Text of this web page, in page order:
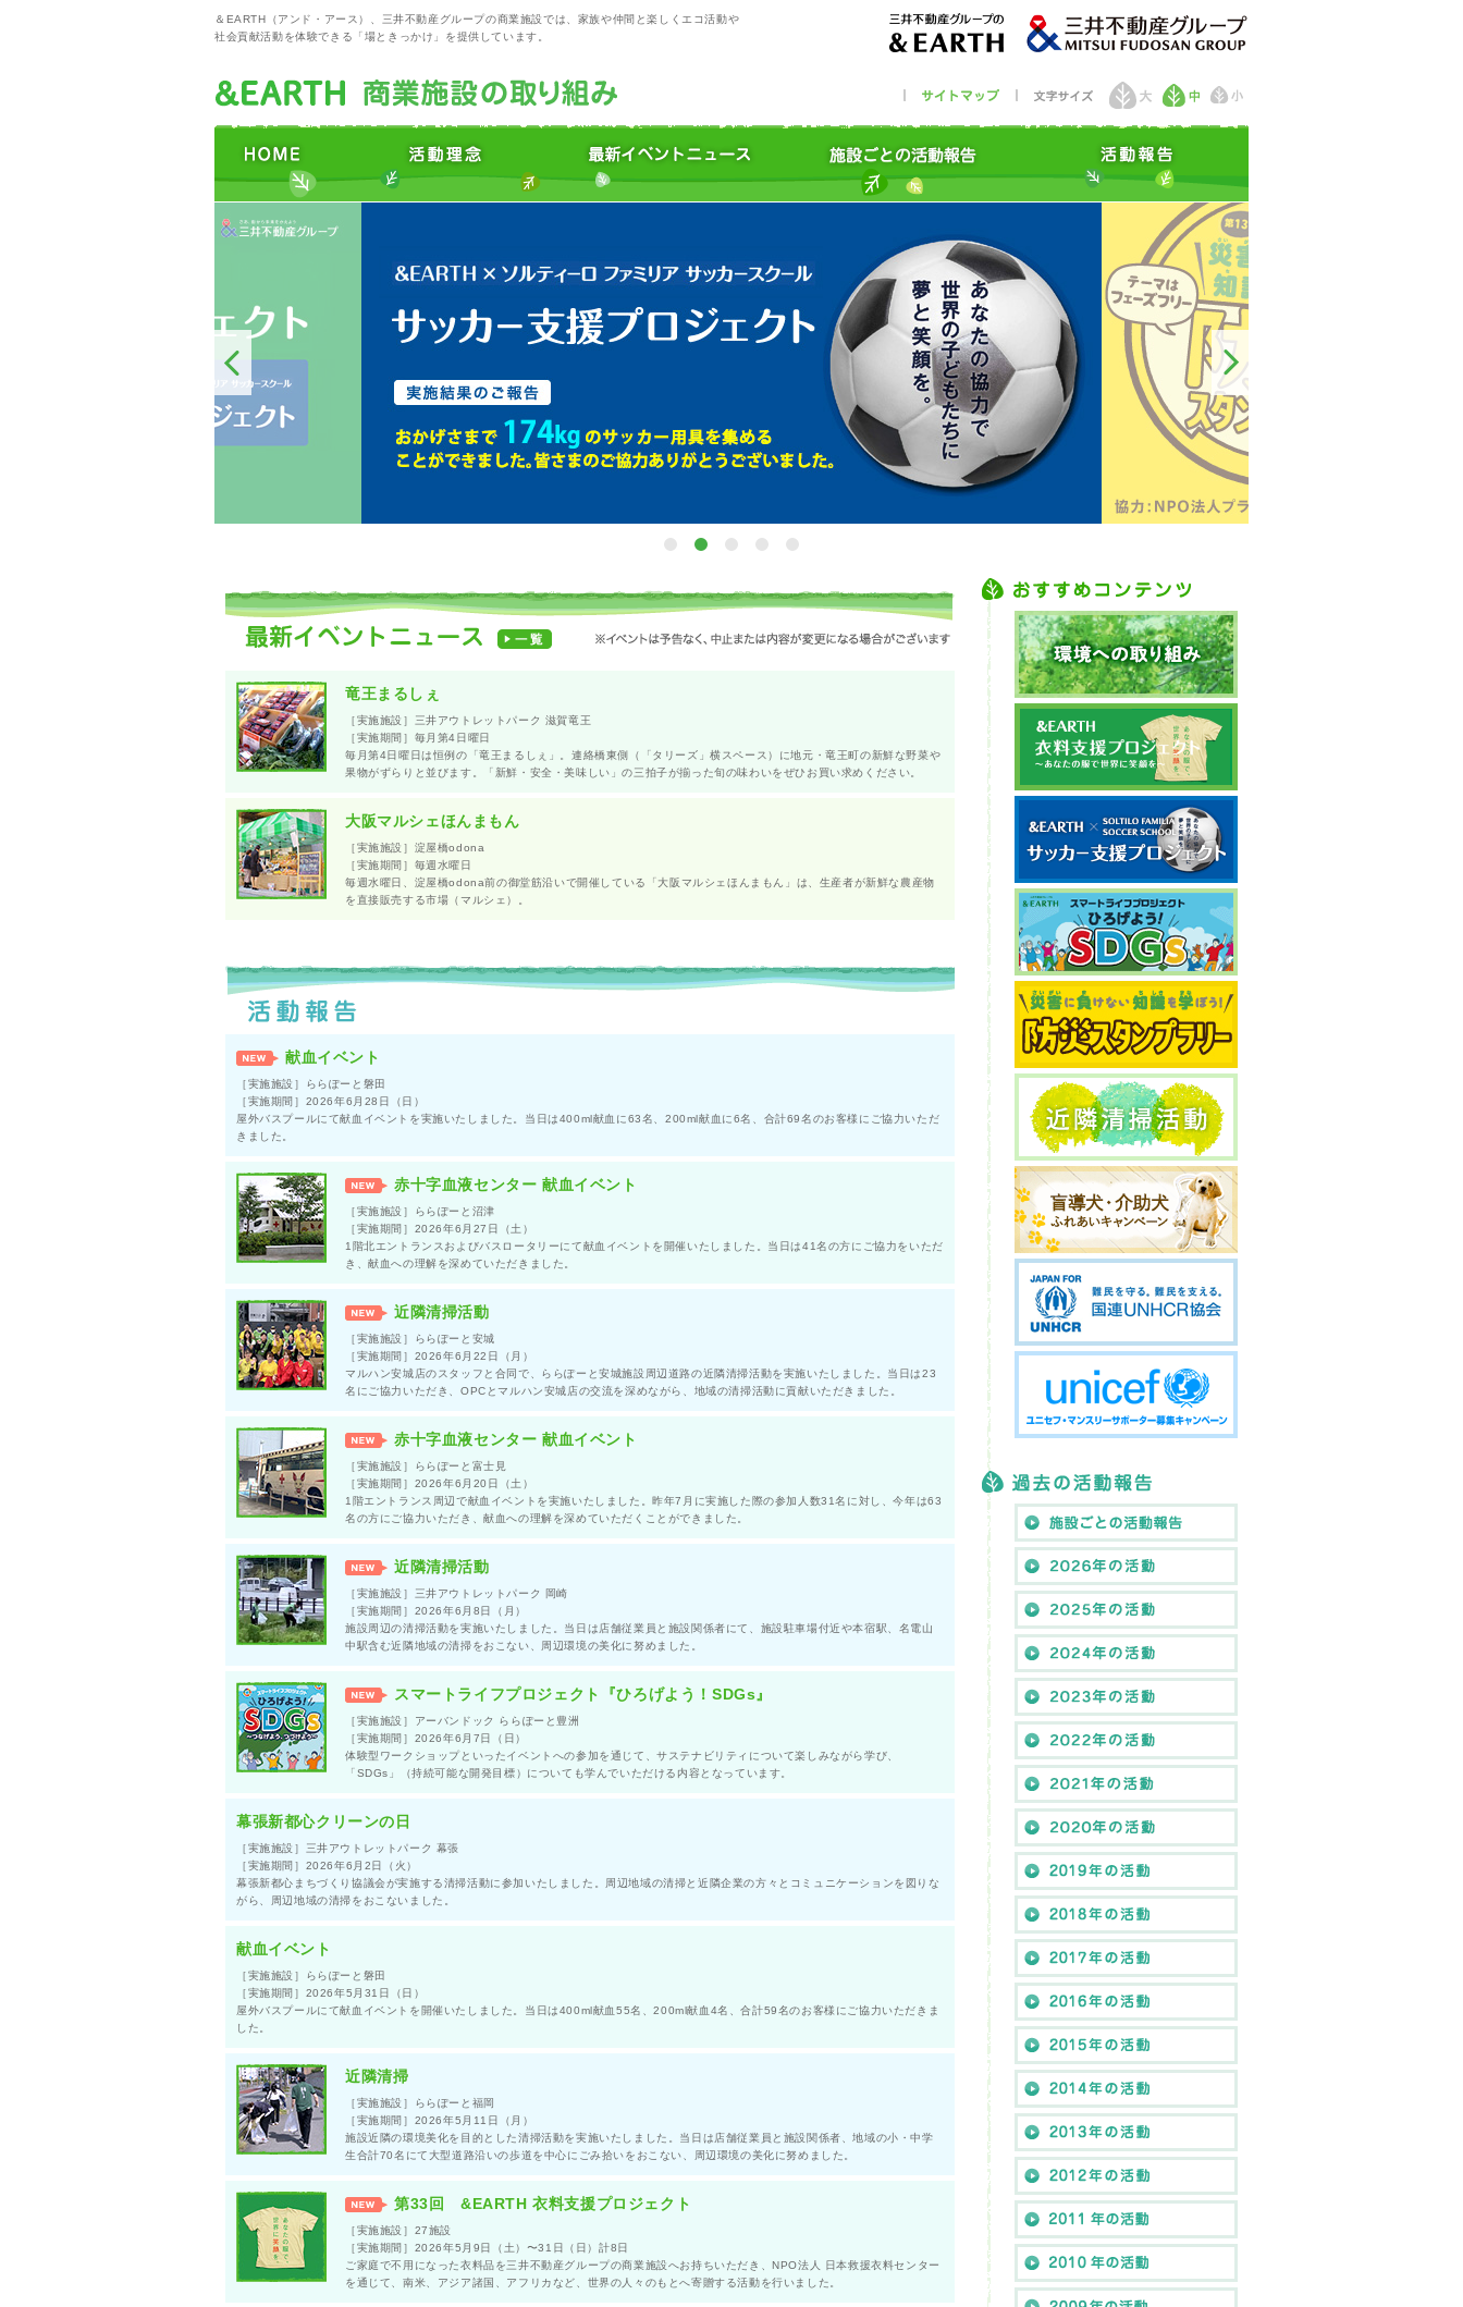
＆EARTH（アンド・アース）、三井不動産グループの商業施設では、家族や仲間と楽しくエコ活動や
社会貢献活動を体験できる「場ときっかけ」を提供しています。
竜王まるしぇ
［実施施設］三井アウトレットパーク 滋賀竜王
［実施期間］毎月第4日曜日
毎月第4日曜日は恒例の「竜王まるしぇ」。連絡橋東側（「タリーズ」横スペース）に地元・竜王町の新鮮な野菜や
果物がずらりと並びます。「新鮮・安全・美味しい」の三拍子が揃った旬の味わいをぜひお買い求めください。
大阪マルシェほんまもん
［実施施設］淀屋橋odona
［実施期間］毎週水曜日
毎週水曜日、淀屋橋odona前の御堂筋沿いで開催している「大阪マルシェほんまもん」は、生産者が新鮮な農産物
を直接販売する市場（マルシェ）。
献血イベント
［実施施設］ららぽーと磐田
［実施期間］2026年6月28日（日）
屋外バスプールにて献血イベントを実施いたしました。当日は400ml献血に63名、200ml献血に6名、合計69名のお客様にご協力いただ
きました。
赤十字血液センター 献血イベント
［実施施設］ららぽーと沼津
［実施期間］2026年6月27日（土）
1階北エントランスおよびバスロータリーにて献血イベントを開催いたしました。当日は41名の方にご協力をいただ
き、献血への理解を深めていただきました。
近隣清掃活動
［実施施設］ららぽーと安城
［実施期間］2026年6月22日（月）
マルハン安城店のスタッフと合同で、ららぽーと安城施設周辺道路の近隣清掃活動を実施いたしました。当日は23
名にご協力いただき、OPCとマルハン安城店の交流を深めながら、地域の清掃活動に貢献いただきました。
赤十字血液センター 献血イベント
［実施施設］ららぽーと富士見
［実施期間］2026年6月20日（土）
1階エントランス周辺で献血イベントを実施いたしました。昨年7月に実施した際の参加人数31名に対し、今年は63
名の方にご協力いただき、献血への理解を深めていただくことができました。
近隣清掃活動
［実施施設］三井アウトレットパーク 岡崎
［実施期間］2026年6月8日（月）
施設周辺の清掃活動を実施いたしました。当日は店舗従業員と施設関係者にて、施設駐車場付近や本宿駅、名電山
中駅含む近隣地域の清掃をおこない、周辺環境の美化に努めました。
スマートライフプロジェクト『ひろげよう！SDGs』
［実施施設］アーバンドック ららぽーと豊洲
［実施期間］2026年6月7日（日）
体験型ワークショップといったイベントへの参加を通じて、サステナビリティについて楽しみながら学び、
「SDGs」（持続可能な開発目標）についても学んでいただける内容となっています。
幕張新都心クリーンの日
［実施施設］三井アウトレットパーク 幕張
［実施期間］2026年6月2日（火）
幕張新都心まちづくり協議会が実施する清掃活動に参加いたしました。周辺地域の清掃と近隣企業の方々とコミュニケーションを図りな
がら、周辺地域の清掃をおこないました。
献血イベント
［実施施設］ららぽーと磐田
［実施期間］2026年5月31日（日）
屋外バスプールにて献血イベントを開催いたしました。当日は400ml献血55名、200ml献血4名、合計59名のお客様にご協力いただきま
した。
近隣清掃
［実施施設］ららぽーと福岡
［実施期間］2026年5月11日（月）
施設近隣の環境美化を目的とした清掃活動を実施いたしました。当日は店舗従業員と施設関係者、地域の小・中学
生合計70名にて大型道路沿いの歩道を中心にごみ拾いをおこない、周辺環境の美化に努めました。
第33回 &EARTH 衣料支援プロジェクト
［実施施設］27施設
［実施期間］2026年5月9日（土）〜31日（日）計8日
ご家庭で不用になった衣料品を三井不動産グループの商業施設へお持ちいただき、NPO法人 日本救援衣料センター
を通じて、南米、アジア諸国、アフリカなど、世界の人々のもとへ寄贈する活動を行いました。